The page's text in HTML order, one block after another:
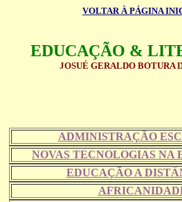
VOLTAR À PÁGINA
EDUCAÇÃO &
JOSUÉ GERALDO BOTURA
ADMINISTRAÇÃO
NOVAS TECNOLOGIAS NA
EDUCAÇÃO A